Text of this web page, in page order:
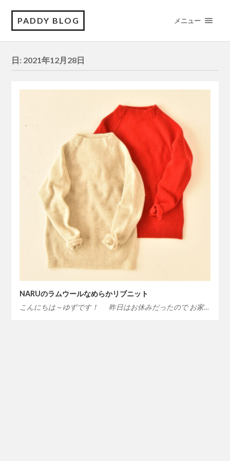
PADDY BLOG メニュー
日: 2021年12月28日
NARUのラムウールなめらかリブニット
こんにちは～ゆずです！ 昨日はお休みだったので お家…